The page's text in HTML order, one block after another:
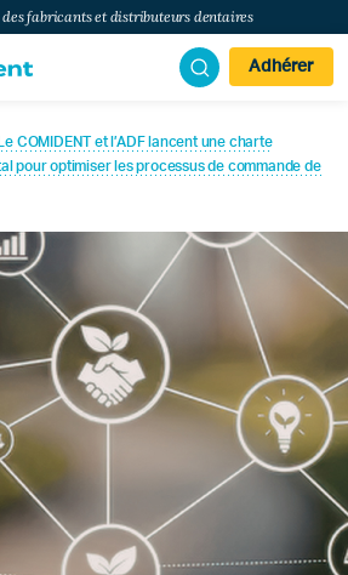
fabricants et distributeurs dentaires
Adhérer
Le COMIDENT et l’ADF lancent une charte
pour optimiser les processus de commande de